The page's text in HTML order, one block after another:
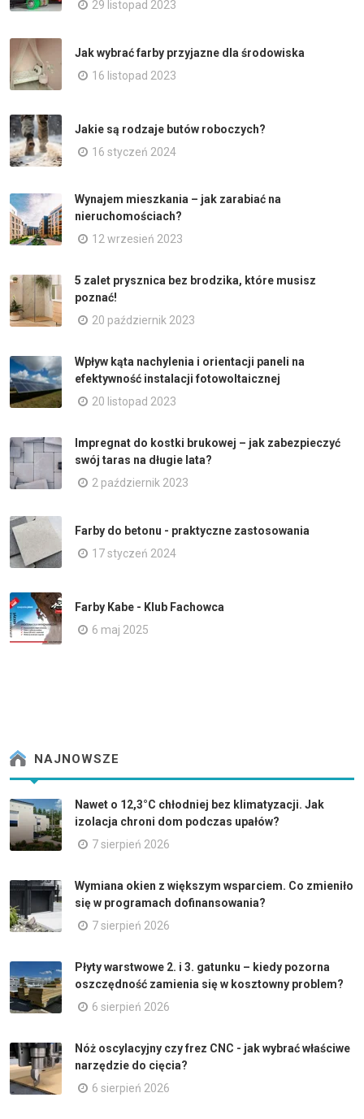
29 listopad 2023
Jak wybrać farby przyjazne dla środowiska
16 listopad 2023
Jakie są rodzaje butów roboczych?
16 styczeń 2024
Wynajem mieszkania – jak zarabiać na
nieruchomościach?
12 wrzesień 2023
5 zalet prysznica bez brodzika, które musisz
poznać!
20 październik 2023
Wpływ kąta nachylenia i orientacji paneli na
efektywność instalacji fotowoltaicznej
20 listopad 2023
Impregnat do kostki brukowej – jak zabezpieczyć
swój taras na długie lata?
2 październik 2023
Farby do betonu - praktyczne zastosowania
17 styczeń 2024
Farby Kabe - Klub Fachowca
6 maj 2025
NAJNOWSZE
Nawet o 12,3°C chłodniej bez klimatyzacji. Jak
izolacja chroni dom podczas upałów?
7 sierpień 2026
Wymiana okien z większym wsparciem. Co zmieniło
się w programach dofinansowania?
7 sierpień 2026
Płyty warstwowe 2. i 3. gatunku – kiedy pozorna
oszczędność zamienia się w kosztowny problem?
6 sierpień 2026
Nóż oscylacyjny czy frez CNC - jak wybrać właściwe
narzędzie do cięcia?
6 sierpień 2026